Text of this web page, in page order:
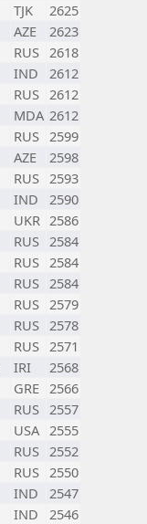
TJK
2625
AZE
2623
RUS 2618
IND
2612
RUS 2612
MDA 2612
RUS 2599
AZE
2598
RUS 2593
IND
2590
UKR 2586
RUS 2584
RUS 2584
RUS 2584
RUS 2579
RUS 2578
RUS 2571
IRI
2568
GRE 2566
RUS 2557
USA 2555
RUS 2552
RUS 2550
IND
2547
IND
2546